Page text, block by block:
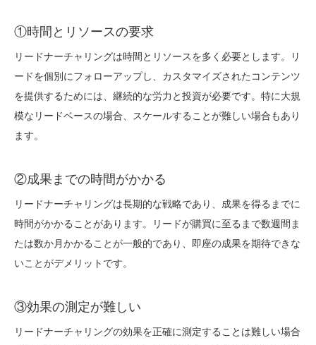
①時間とリソースの要求
リードナーチャリングは時間とリソースを多く必要とします。リ
ードを個別にフォローアップし、カスタマイズされたコンテンツ
を提供するためには、継続的な労力と投資が必要です。特に大規
模なリードベースの場合、スケールすることが難しい場合もあり
ます。
②成果までの時間がかかる
リードナーチャリングは長期的な戦略であり、成果を得るまでに
時間がかかることがあります。リードが購買に至るまで数週間ま
たは数か月かかることが一般的であり、即座の成果を期待できな
いことがデメリットです。
③効果の測定が難しい
リードナーチャリングの効果を正確に測定することは難しい場合